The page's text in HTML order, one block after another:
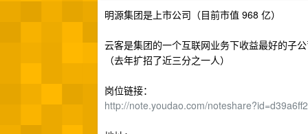
明源集团是上市公司（目前市值 968 亿）
云客是集团的一个互联网业务下收益最好的子
（去年扩招了近三分之一人）
岗位链接：
http://note.youdao.com/